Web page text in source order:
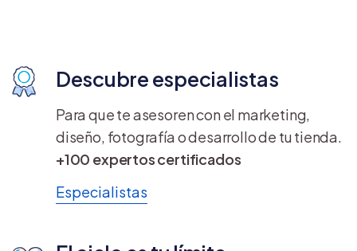
Descubre especialistas
Para que te asesoren con el marketing,
diseño, fotografía o desarrollo de tu tienda.
+100 expertos certificados
Especialistas